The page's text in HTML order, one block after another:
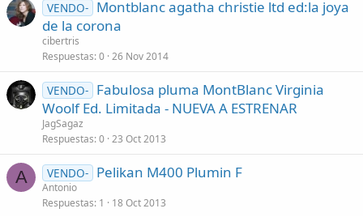
VENDO- Montblanc agatha christie ltd ed:la joya
de la corona
cibertris
Respuestas 0 26 Nov 2014
VENDO- Fabulosa pluma MontBlanc Virginia
Woolf Ed. Limitada - NUEVA A ESTRENAR
JagSagaz
Respuestas 0 23 Oct 2013
A VENDO- Pelikan M400 Plumin F
Antonio
Respuestas 1 18 Oct 2013